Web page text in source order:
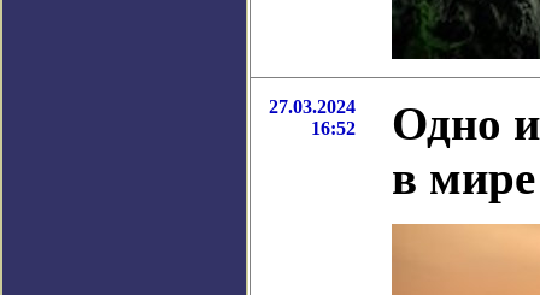
27.03.2024
16:52
Одно
в мире